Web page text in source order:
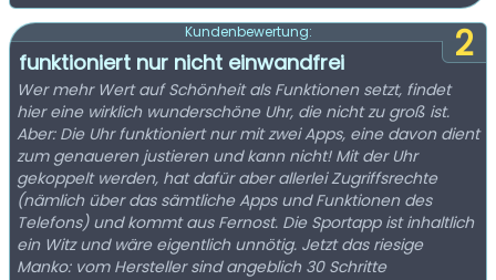
2
Kundenbewertung:
funktioniert nur nicht einwandfrei
Wer mehr Wert auf Schönheit als Funktionen setzt, findet
hier eine wirklich wunderschöne Uhr, die nicht zu groß ist.
Aber: Die Uhr funktioniert nur mit zwei Apps, eine davon dient
zum genaueren justieren und kann nicht! Mit der Uhr
gekoppelt werden, hat dafür aber allerlei Zugriffsrechte
(nämlich über das sämtliche Apps und Funktionen des
Telefons) und kommt aus Fernost. Die Sportapp ist inhaltlich
ein Witz und wäre eigentlich unnötig. Jetzt das riesige
Manko: vom Hersteller sind angeblich 30 Schritte